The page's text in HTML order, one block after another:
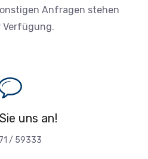
Anfragen stehen
Verfügung.
uns an!
/ 59333